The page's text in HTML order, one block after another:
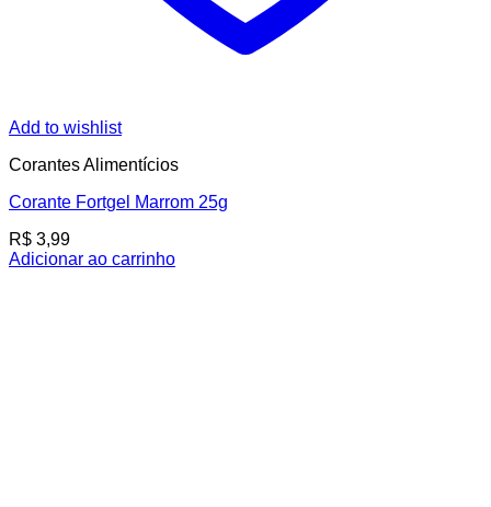
Add to wishlist
Corantes Alimentícios
Corante Fortgel Marrom 25g
R$ 3,99
Adicionar ao carrinho